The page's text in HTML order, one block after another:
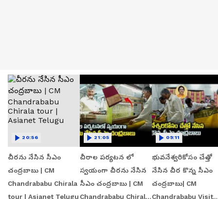
చీరను నేసిన సీఎం
చంద్రబాబు | CM
Chandrababu Chirala
tour | Asianet Telugu
20:56
చీరాల పర్యటన లో
స్వయంగా చీరను నేసిన
సీఎం చంద్రబాబు | CM
Chandrababu Chirala
21:05
భువనేశ్వరికోసం చేత్తో
నేసిన చీర కొన్న సీఎం
చంద్రబాబు| CM
Chandrababu Visit
09:11